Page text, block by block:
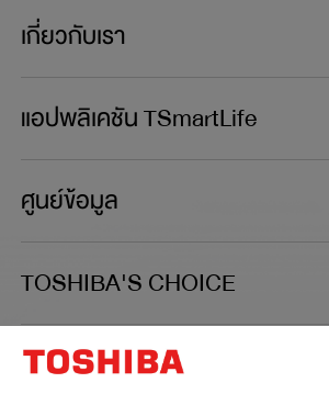
เกี่ยวกับเรา
แอปพลิเคชัน TSmartLife
ศูนย์ข้อมูล
TOSHIBA'S CHOICE
เชื่อมต่อกับเรา: